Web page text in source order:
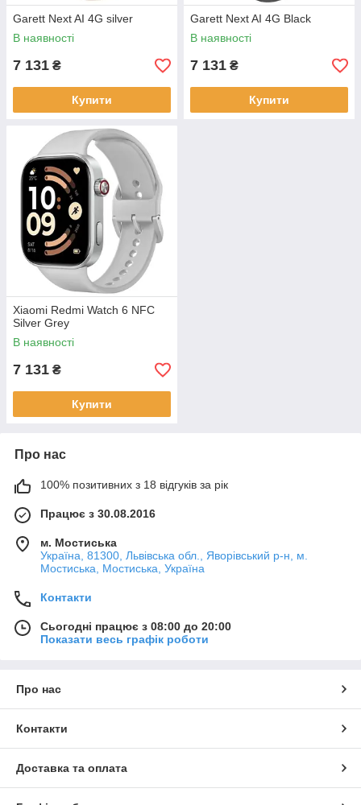
Garett Next AI 4G silver
В наявності
7 131 ₴
Купити
Garett Next AI 4G Black
В наявності
7 131 ₴
Купити
Xiaomi Redmi Watch 6 NFC
Silver Grey
В наявності
7 131 ₴
Купити
Про нас
100% позитивних з 18 відгуків за рік
Працює з 30.08.2016
м. Мостиська
Україна, 81300, Львівська обл., Яворівський р-н, м.
Мостиська, Мостиська, Україна
Контакти
Сьогодні працює з 08:00 до 20:00
Показати весь графік роботи
Про нас
Контакти
Доставка та оплата